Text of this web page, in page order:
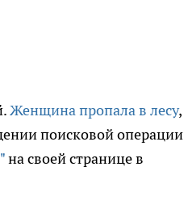
Женщина пропала в лесу,
поисковой операции
на своей странице в